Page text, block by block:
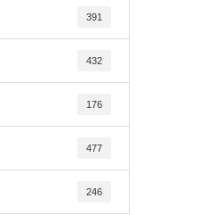
391
432
176
477
246